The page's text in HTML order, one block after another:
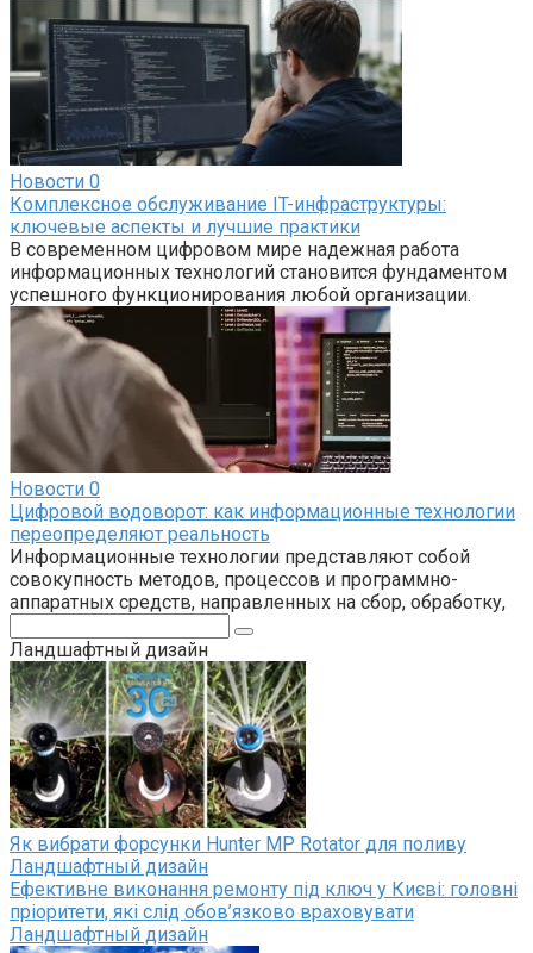
Новости 0
Комплексное обслуживание IT-инфраструктуры:
ключевые аспекты и лучшие практики
В современном цифровом мире надежная работа
информационных технологий становится фундаментом
успешного функционирования любой организации.
Новости 0
Цифровой водоворот: как информационные технологии
переопределяют реальность
Информационные технологии представляют собой
совокупность методов, процессов и программно-
аппаратных средств, направленных на сбор, обработку,
Ландшафтный дизайн
Як вибрати форсунки Hunter MP Rotator для поливу
Ландшафтный дизайн
Ефективне виконання ремонту під ключ у Києві: головні
пріоритети, які слід обов’язково враховувати
Ландшафтный дизайн